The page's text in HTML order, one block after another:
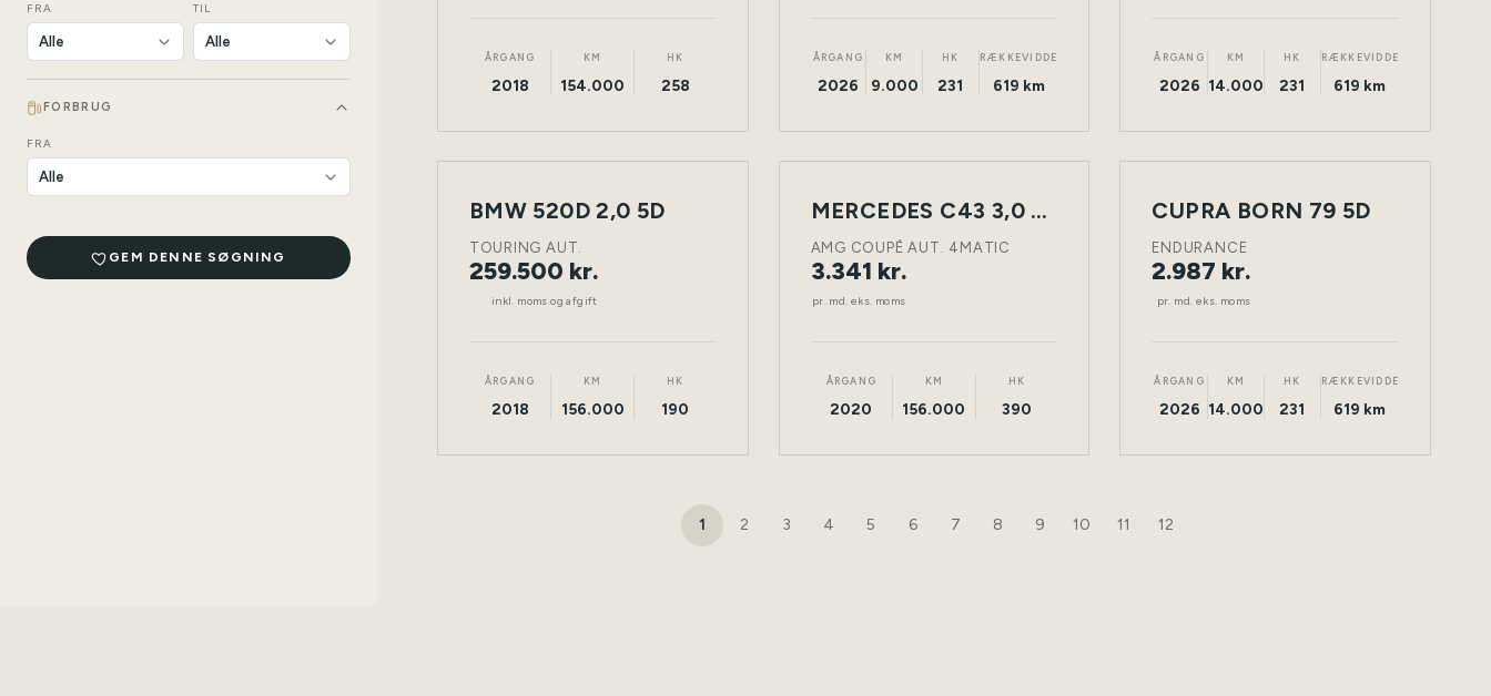
FRA TIL
FORBRUG
FRA
GEM DENNE SØGNING
ÅRGANG
2018
KM
154.000
HK
258
ÅRGANG
2026
KM
9.000
HK
231
RÆKKEVIDDE
619 km
ÅRGANG
2026
KM
14.000
HK
231
RÆKKEVIDDE
619 km
NY
DIESEL TØNDER
BMW 520D 2,0 5D
TOURING AUT.
259.500 kr.
inkl. moms og afgift
ÅRGANG
2018
KM
156.000
HK
190
LEASING
NY
BENZIN TØNDER
MERCEDES C43 3,0 2D
AMG COUPÉ AUT. 4MATIC
3.341 kr.
pr. md. eks. moms
ÅRGANG
2020
KM
156.000
HK
390
LEASING
NY
ELEKTRISK TØNDER
CUPRA BORN 79 5D
ENDURANCE
2.987 kr.
pr. md. eks. moms
ÅRGANG
2026
KM
14.000
HK
231
RÆKKEVIDDE
619 km
1 2 3 4 5 6 7 8 9 10 11 12